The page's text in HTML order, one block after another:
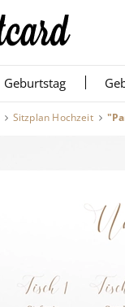
Geburtstag
Sitzplan Hochzeit